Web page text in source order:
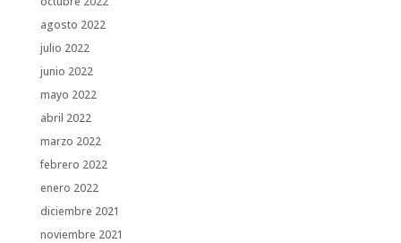
agosto 2022
julio 2022
junio 2022
mayo 2022
abril 2022
marzo 2022
febrero 2022
enero 2022
diciembre 2021
noviembre 2021